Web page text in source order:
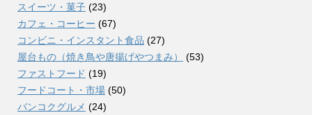
スイーツ・菓子 (23)
カフェ・コーヒー (67)
コンビニ・インスタント食品 (27)
屋台もの（焼き鳥や唐揚げやつまみ）
(53)
ファストフード (19)
フードコート・市場 (50)
バンコクグルメ (24)